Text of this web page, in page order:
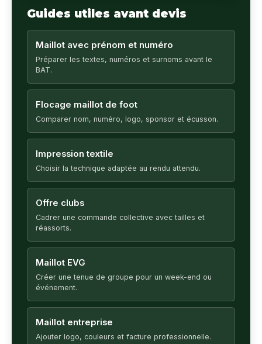
Guides utiles avant devis
Maillot avec prénom et numéro
Préparer les textes, numéros et surnoms avant le
BAT.
Flocage maillot de foot
Comparer nom, numéro, logo, sponsor et écusson.
Impression textile
Choisir la technique adaptée au rendu attendu.
Offre clubs
Cadrer une commande collective avec tailles et
réassorts.
Maillot EVG
Créer une tenue de groupe pour un week-end ou
événement.
Maillot entreprise
Ajouter logo, couleurs et facture professionnelle.